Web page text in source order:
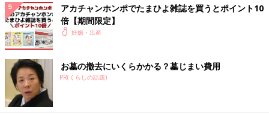
アカチャンホンポでたまひよ雑誌を買うとポイント10
倍【期間限定】
妊娠・出産
お墓の撤去にいくらかかる？墓じまい費用
PR(くらしの話題)